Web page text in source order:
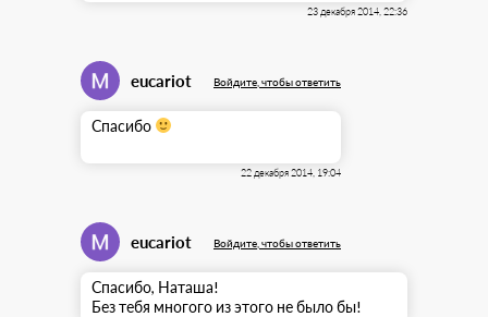
23 декабря 2014, 22:36
eucariot Войдите, чтобы ответить
Спасибо
22 декабря 2014, 19:04
eucariot Войдите, чтобы ответить
Спасибо, Наташа!
Без тебя многого из этого не было бы!